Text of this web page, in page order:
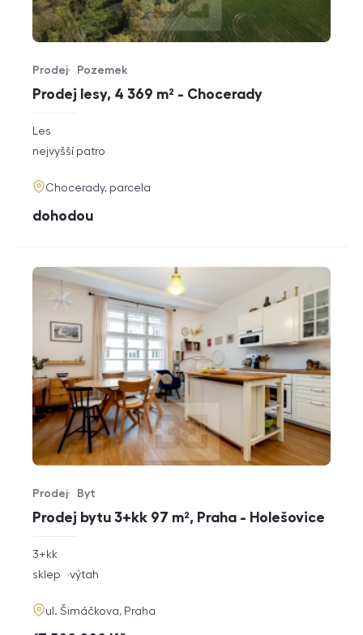
Prodej lesy, 4 369 m² - Chocerady
Typ nabídky
Prodej
Typ nemovitosti
Pozemek
rozměry
dispozice
Les
funkce
nejvyšší patro
adresa
Chocerady, parcela
cena
dohodou
Prodej bytu 3+kk 97 m², Praha - Holešovice
Typ nabídky
Prodej
Typ nemovitosti
Byt
rozměry
dispozice
3+kk
funkce
sklep výtah
adresa
ul. Šimáčkova, Praha